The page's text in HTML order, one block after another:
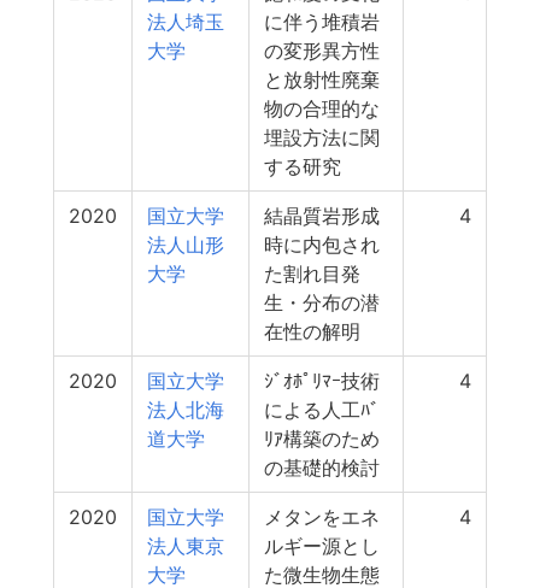
法人埼玉
大学
に伴う堆積岩
の変形異方性
と放射性廃棄
物の合理的な
埋設方法に関
する研究
2020
国立大学
法人山形
大学
結晶質岩形成
時に内包され
た割れ目発
生・分布の潜
在性の解明
4
2020
国立大学
法人北海
道大学
ｼﾞｵﾎﾟﾘﾏｰ技術
による人工ﾊﾞ
ﾘｱ構築のため
の基礎的検討
4
2020
国立大学
法人東京
大学
メタンをエネ
ルギー源とし
た微生物生態
4